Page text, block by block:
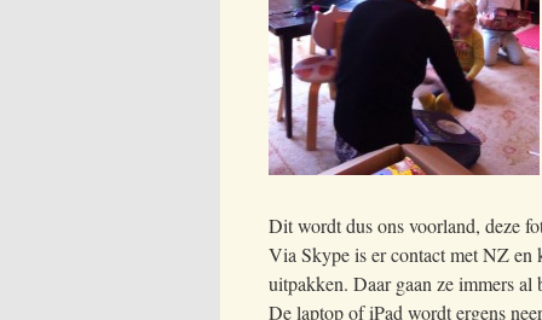
Dit wordt dus ons voorland, deze
Via Skype is er contact met NZ en
uitpakken. Daar gaan ze immers al
De laptop of iPad wordt ergens